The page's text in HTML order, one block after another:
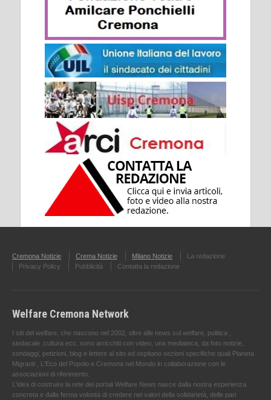
Cremona Notizie Crema Notizie Milano Notizie
La redazione
Privacy Policy
Pubblicità Contatta la redazione
Welfare Cremona Network
I siti del welfare, che nascono nel 2002, oltre alle news sul welfare, politica ,
sindacale ,cultura ecc. sono arricchiti con video, una mediateca, da foto notizie,
sondaggi, petizioni, blog e lettere al sito ed ospitano sezioni specifiche quali Pianeta
Migranti , L'Eco del Popolo e Cremona nel Mondo in collaborazione con le
associazioni di riferimento.
L'idea di costruire la rete dei portali Welfare News nasce dalla nostra esperienza
concreta e dalla ferma volontà di credere nei valori della solidarietà, delle pari